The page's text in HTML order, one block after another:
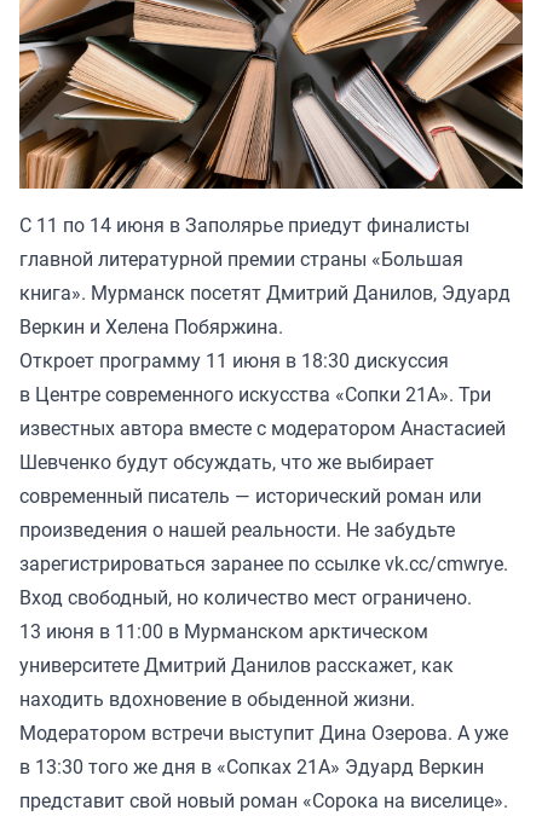
С 11 по 14 июня в Заполярье приедут финалисты
главной литературной премии страны «Большая
книга». Мурманск посетят Дмитрий Данилов, Эдуард
Веркин и Хелена Побяржина.
Откроет программу 11 июня в 18:30 дискуссия
в Центре современного искусства «Сопки 21А». Три
известных автора вместе с модератором Анастасией
Шевченко будут обсуждать, что же выбирает
современный писатель — исторический роман или
произведения о нашей реальности. Не забудьте
зарегистрироваться заранее по ссылкеvk.cc/cmwrye.
Вход свободный, но количество мест ограничено.
13 июня в 11:00 в Мурманском арктическом
университете Дмитрий Данилов расскажет, как
находить вдохновение в обыденной жизни.
Модератором встречи выступит Дина Озерова. А уже
в 13:30 того же дня в «Сопках 21А» Эдуард Веркин
представит свой новый роман «Сорока на виселице».